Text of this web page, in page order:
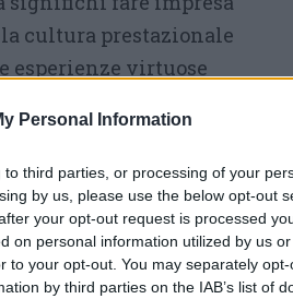
Personal Information
third parties, or processing of your
by us, please use the below opt-out
your opt-out request is processed
on personal information utilized by us
to your opt-out. You may separately
by third parties on the IAB’s list of
cultura prestazionale
esperienze virtuose
a fare sistema. E
cittadino di
e i suoi progetti
come si fa a far
di sviluppo